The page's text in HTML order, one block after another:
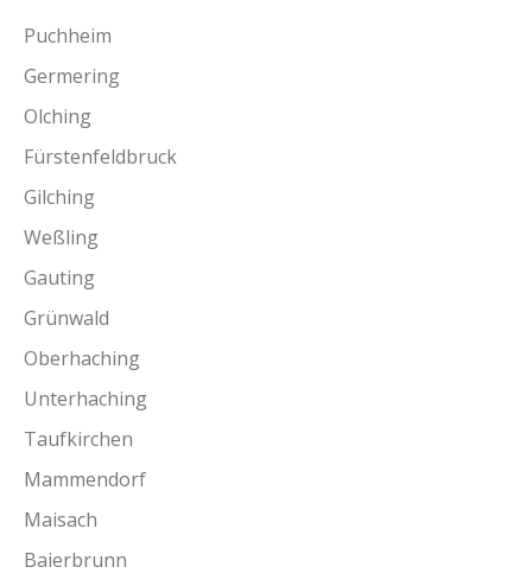
Puchheim
Germering
Olching
Fürstenfeldbruck
Gilching
Weßling
Gauting
Grünwald
Oberhaching
Unterhaching
Taufkirchen
Mammendorf
Maisach
Baierbrunn